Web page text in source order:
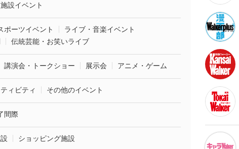
設イベント
ポーツイベント
ライブ・音楽イベント
伝統芸能・お笑いライブ
講演会・トークショー 展示会 アニメ・ゲーム
ィビティ その他のイベント
間際
ショッピング施設